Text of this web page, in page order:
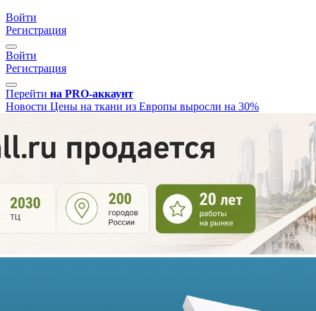
Войти
Регистрация
Войти
Регистрация
Перейти на PRO-аккаунт
Новости Цены на ткани из Европы выросли на 30%